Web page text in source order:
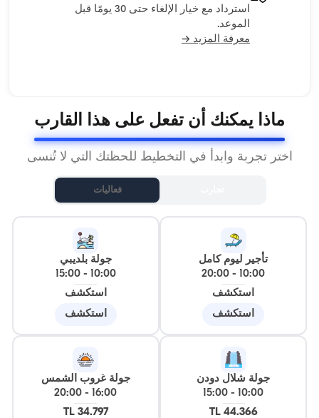
استرداد مع خيار الإلغاء حتى 30 يومًا قبل
الموعد.
معرفة المزيد →
ماذا يمكنك أن تفعل على هذا القارب
اختر تجربة وابدأ في التخطيط للحظتك التي لا تُنسى
فعاليات
تأجير ليوم كامل
10:00
-
20:00
استكشف
استكشف
جولة بلديبي
10:00
-
15:00
استكشف
استكشف
جولة شلال دودن
10:00
-
15:00
44.366 TL
جولة غروب الشمس
16:00
-
20:00
34.797 TL